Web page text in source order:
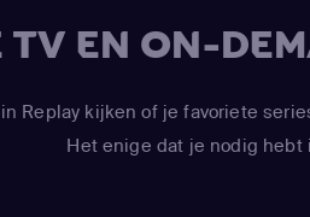
TV EN ON-
Replay kijken of je favoriete
Het enige dat je nodig